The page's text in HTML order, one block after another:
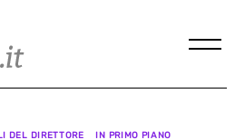
DEL DIRETTORE IN PRIMO PIANO